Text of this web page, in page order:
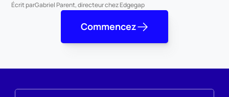
Écrit parGabriel Parent, directeur chez Edgegap
Commencez